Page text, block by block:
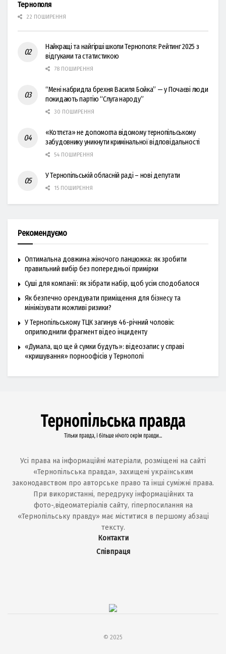
Тернополя
22 ПОШИРЕННЯ
Найкращі та найгірші школи Тернополя: Рейтинг 2025 з
відгуками та статистикою
78 ПОШИРЕННЯ
“Мені набридла брехня Василя Бойка” — у Почаєві люди
покидають партію “Слуга народу”
30 ПОШИРЕННЯ
«Котлєта» не допомогла відомому тернопільському
забудовнику уникнути кримінальної відповідальності
54 ПОШИРЕННЯ
У Тернопільській обласній раді – нові депутати
15 ПОШИРЕННЯ
Рекомендуємо
Оптимальна довжина жіночого ланцюжка: як зробити
правильний вибір без попередньої примірки
Суші для компанії: як зібрати набір, щоб усім сподобалося
Як безпечно орендувати приміщення для бізнесу та
мінімізувати можливі ризики?
У Тернопільському ТЦК загинув 46-річний чоловік:
оприлюднили фрагмент відео інциденту
«Думала, що ще й сумки будуть»: відеозапис у справі
«кришування» порноофісів у Тернополі
Усі права на інформаційні матеріали, розміщені на сайті
«Тернопільська правда», захищені українським
законодавством про авторське право та інші суміжні права.
При використанні, передруку інформаційних та
фото-,відеоматеріалів сайту, гіперпосилання на
«Тернопільську правду» має міститися в першому абзаці
тексту.
Контакти
Співпраця
© 2025